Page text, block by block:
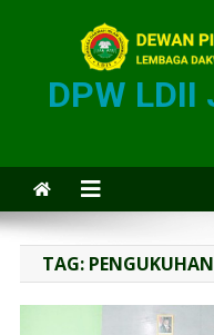
DPW LDII
TAG: